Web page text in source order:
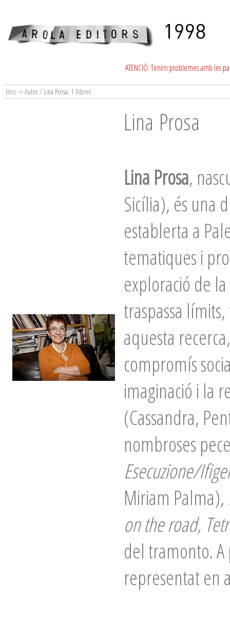
ATENCIÓ. Tenim problemes amb les
Inici -> Autor / Lina Prosa: 1 llibres
Lina Prosa
Lina Prosa,
Sicília), és una
establerta a
tematiques i
exploració de
traspassa
aquesta
compromís
imaginació i la
(Cassandra,
nombroses
Esecuzione/
Miriam Palma),
on the road,
del tramonto. A
representat en